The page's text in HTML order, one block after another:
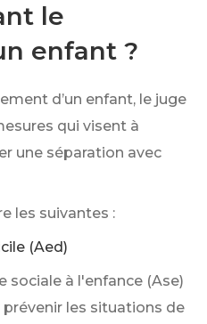
le
enfant ?
d’un enfant, le juge
qui visent à
une séparation avec
les suivantes :
(Aed)
sociale à l'enfance (Ase)
prévenir les situations de